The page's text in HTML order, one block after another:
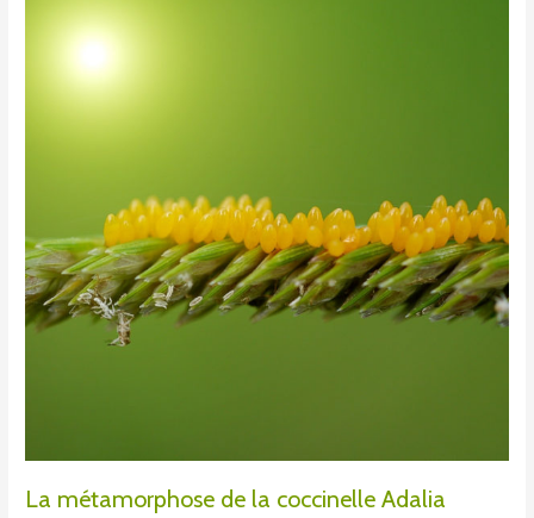
La métamorphose de la coccinelle Adalia
métamorphose